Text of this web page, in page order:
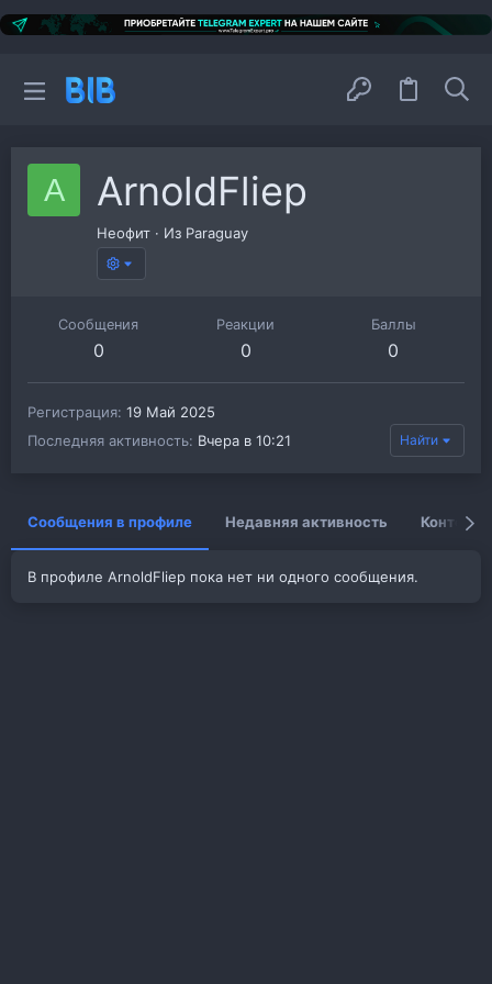
A ArnoldFliep
Неофит · Из Paraguay
Сообщения
0
Реакции
0
Баллы
0
Регистрация 19 Май 2025
Последняя активность Вчера в 10:21 Найти
Сообщения в профиле Недавняя активность Контент
В профиле ArnoldFliep пока нет ни одного сообщения.